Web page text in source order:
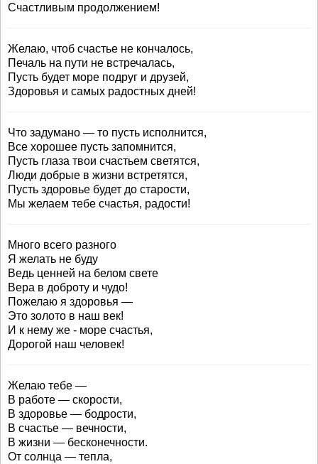
Счастливым продолжением!
Желаю, чтоб счастье не кончалось,
Печаль на пути не встречалась,
Пусть будет море подруг и друзей,
Здоровья и самых радостных дней!
Что задумано — то пусть исполнится,
Все хорошее пусть запомнится,
Пусть глаза твои счастьем светятся,
Люди добрые в жизни встретятся,
Пусть здоровье будет до старости,
Мы желаем тебе счастья, радости!
Много всего разного
Я желать не буду
Ведь ценней на белом свете
Вера в доброту и чудо!
Пожелаю я здоровья —
Это золото в наш век!
И к нему же - море счастья,
Дорогой наш человек!
Желаю тебе —
В работе — скорости,
В здоровье — бодрости,
В счастье — вечности,
В жизни — бесконечности.
От солнца — тепла,